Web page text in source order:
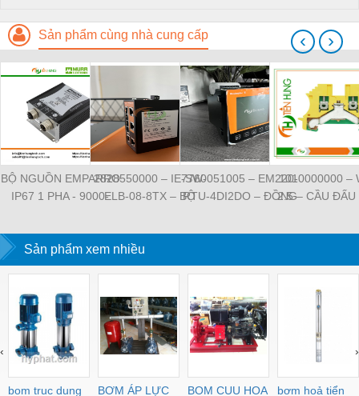
Sản phẩm cùng nhà cung cấp
BỘ NGUỒN EMPARRO
IP67 1 PHA - 9000-
EMPARRO IP67
POWER SUPPLY 1-
PHASE
2828550000 – IE-SW-
ELB-08-8TX – BỘ
RJ45 – WEIDMULLER
7760051005 – EM220-
RTU-4DI2DO – ĐỒNG
ĐO ĐIỆN ÁP –
1010000000 –
2.5 – CẦU ĐẤU
‹ ›
Sản phẩm xem nhiều
bom truc dung
BƠM ÁP LỰC
BOM CUU HOA
bơm hoả tiển
‹ ›